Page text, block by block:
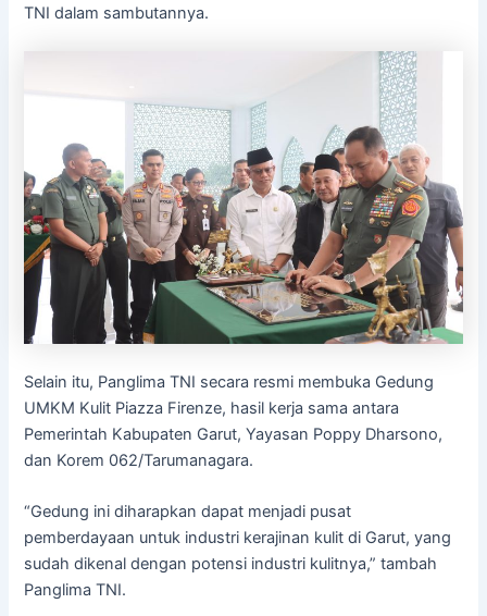
TNI dalam sambutannya.
Selain itu, Panglima TNI secara resmi membuka Gedung
UMKM Kulit Piazza Firenze, hasil kerja sama antara
Pemerintah Kabupaten Garut, Yayasan Poppy Dharsono,
dan Korem 062/Tarumanagara.
“Gedung ini diharapkan dapat menjadi pusat
pemberdayaan untuk industri kerajinan kulit di Garut, yang
sudah dikenal dengan potensi industri kulitnya,” tambah
Panglima TNI.